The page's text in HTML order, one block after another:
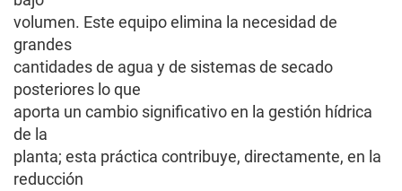
volumen. Este equipo elimina la necesidad de
grandes
cantidades de agua y de sistemas de secado
posteriores lo que
aporta un cambio significativo en la gestión hídrica
de la
planta; esta práctica contribuye, directamente, en la
reducción